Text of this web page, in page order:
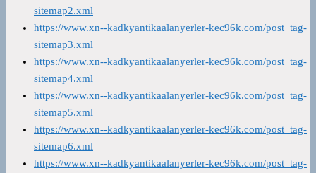
sitemap2.xml
https://www.xn--kadkyantikaalanyerler-kec96k.com/post_tag-
sitemap3.xml
https://www.xn--kadkyantikaalanyerler-kec96k.com/post_tag-
sitemap4.xml
https://www.xn--kadkyantikaalanyerler-kec96k.com/post_tag-
sitemap5.xml
https://www.xn--kadkyantikaalanyerler-kec96k.com/post_tag-
sitemap6.xml
https://www.xn--kadkyantikaalanyerler-kec96k.com/post_tag-